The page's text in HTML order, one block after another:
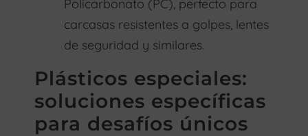
Policarbonato (PC), perfecto para
carcasas resistentes a golpes, lentes
de seguridad y similares.
Plásticos especiales:
soluciones específicas
para desafíos únicos